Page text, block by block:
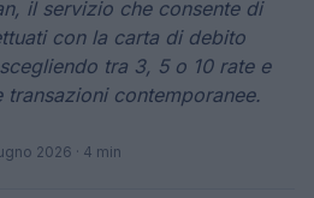
il servizio che consente di
con la carta di debito
tra 3, 5 o 10 rate e
contemporanee.
2026 · 4 min